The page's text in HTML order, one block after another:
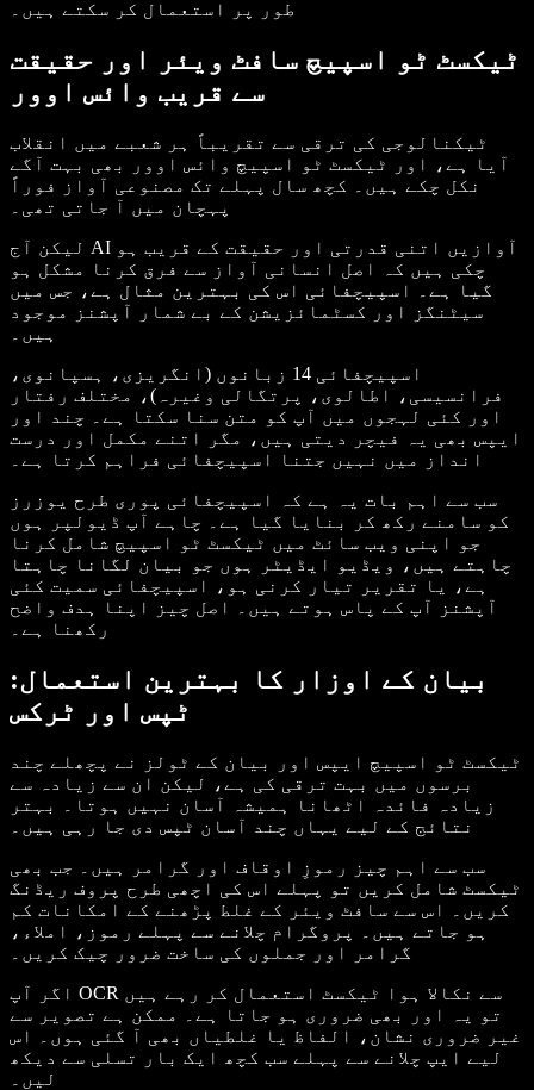
طور پر استعمال کر سکتے ہیں۔
ٹیکسٹ ٹو اسپیچ سافٹ ویئر اور حقیقت
سے قریب وائس اوور
ٹیکنالوجی کی ترقی سے تقریباً ہر شعبے میں انقلاب
آیا ہے، اور ٹیکسٹ ٹو اسپیچ وائس اوور بھی بہت آگے
نکل چکے ہیں۔ کچھ سال پہلے تک مصنوعی آواز فوراً
پہچان میں آ جاتی تھی۔
لیکن آج AI آوازیں اتنی قدرتی اور حقیقت کے قریب ہو
چکی ہیں کہ اصل انسانی آواز سے فرق کرنا مشکل ہو
گیا ہے۔ اسپیچفائی اس کی بہترین مثال ہے، جس میں
سیٹنگز اور کسٹمائزیشن کے بے شمار آپشنز موجود
ہیں۔
اسپیچفائی 14 زبانوں (انگریزی، ہسپانوی،
فرانسیسی، اطالوی، پرتگالی وغیرہ)، مختلف رفتار
اور کئی لہجوں میں آپ کو متن سنا سکتا ہے۔ چند اور
ایپس بھی یہ فیچر دیتی ہیں، مگر اتنے مکمل اور درست
انداز میں نہیں جتنا اسپیچفائی فراہم کرتا ہے۔
سب سے اہم بات یہ ہے کہ اسپیچفائی پوری طرح یوزرز
کو سامنے رکھ کر بنایا گیا ہے۔ چاہے آپ ڈیولپر ہوں
جو اپنی ویب سائٹ میں ٹیکسٹ ٹو اسپیچ شامل کرنا
چاہتے ہیں، ویڈیو ایڈیٹر ہوں جو بیان لگانا چاہتا
ہے، یا تقریر تیار کرنی ہو، اسپیچفائی سمیت کئی
آپشنز آپ کے پاس ہوتے ہیں۔ اصل چیز اپنا ہدف واضح
رکھنا ہے۔
بیان کے اوزار کا بہترین استعمال:
ٹپس اور ٹرکس
ٹیکسٹ ٹو اسپیچ ایپس اور بیان کے ٹولز نے پچھلے چند
برسوں میں بہت ترقی کی ہے، لیکن ان سے زیادہ سے
زیادہ فائدہ اٹھانا ہمیشہ آسان نہیں ہوتا۔ بہتر
نتائج کے لیے یہاں چند آسان ٹپس دی جا رہی ہیں۔
سب سے اہم چیز رموزِ اوقاف اور گرامر ہیں۔ جب بھی
ٹیکسٹ شامل کریں تو پہلے اس کی اچھی طرح پروف ریڈنگ
کریں۔ اس سے سافٹ ویئر کے غلط پڑھنے کے امکانات کم
ہو جاتے ہیں۔ پروگرام چلانے سے پہلے رموز، املاء،
گرامر اور جملوں کی ساخت ضرور چیک کریں۔
اگر آپ OCR سے نکالا ہوا ٹیکسٹ استعمال کر رہے ہیں
تو یہ اور بھی ضروری ہو جاتا ہے۔ ممکن ہے تصویر سے
غیر ضروری نشان، الفاظ یا غلطیاں بھی آ گئی ہوں۔ اس
لیے ایپ چلانے سے پہلے سب کچھ ایک بار تسلی سے دیکھ
لیں۔